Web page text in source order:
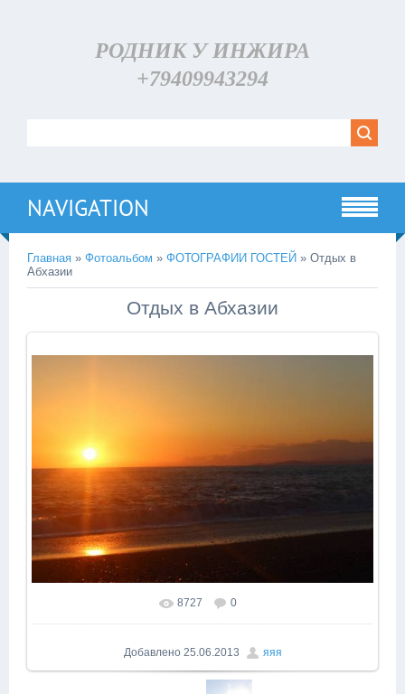
РОДНИК У ИНЖИРА
+79409943294
NAVIGATION
Главная » Фотоальбом » ФОТОГРАФИИ ГОСТЕЙ » Отдых в
Абхазии
Отдых в Абхазии
В реальном размере 1600x1066
8727 0
Добавлено 25.06.2013 яяя